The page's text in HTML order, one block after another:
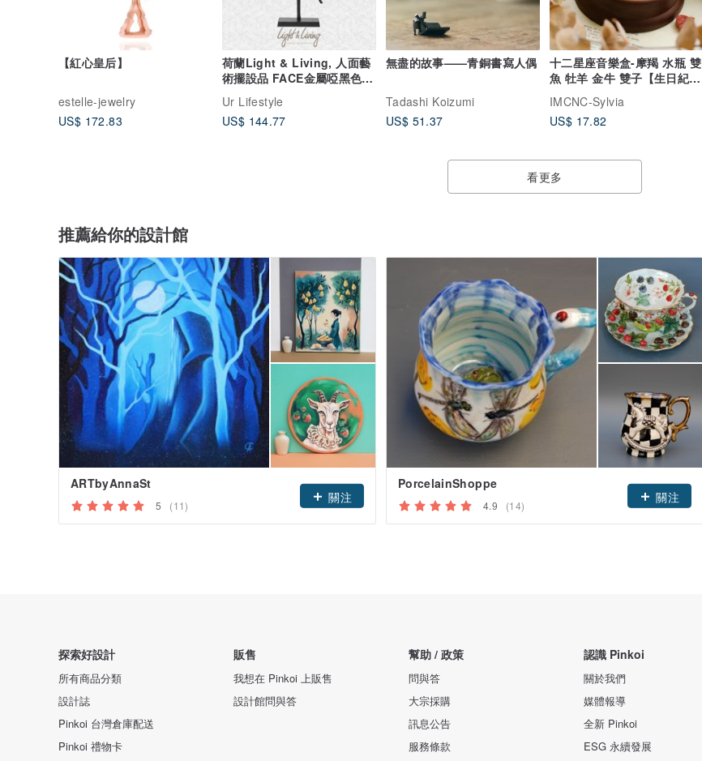
【紅心皇后】
estelle-jewelry
US$ 172.83
荷蘭Light & Living, 人面藝
術擺設品 FACE金屬啞黑色
Ur Lifestyle
US$ 144.77
無盡的故事——青銅書寫人偶
Tadashi Koizumi
US$ 51.37
十二星座音樂盒-摩羯 水瓶 雙
魚 牡羊 金牛 雙子【生日紀
IMCNC-Sylvia
US$ 17.82
看更多
推薦給你的設計館
ARTbyAnnaSt
5 (11)
關注
PorcelainShoppe
4.9 (14)
關注
探索好設計
所有商品分類
設計誌
Pinkoi 台灣倉庫配送
Pinkoi 禮物卡
販售
我想在 Pinkoi 上販售
設計館問與答
幫助 / 政策
問與答
大宗採購
訊息公告
服務條款
認識 Pinkoi
關於我們
媒體報導
全新 Pinkoi
ESG 永續發展